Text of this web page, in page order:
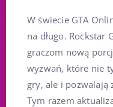
W świecie GTA
na długo. Rockstar
graczom nową
wyzwań, które nie
gry, ale i pozwalają
Tym razem